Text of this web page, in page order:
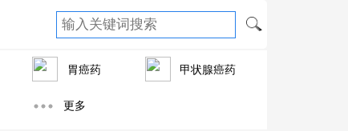
胃癌药 甲状腺癌药
更多